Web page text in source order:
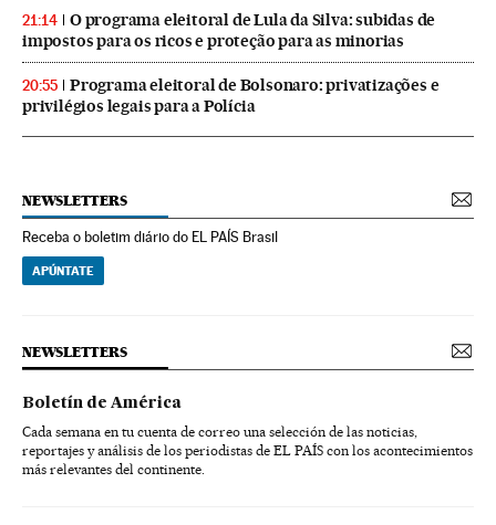
21:14
O programa eleitoral de Lula da Silva: subidas de
impostos para os ricos e proteção para as minorias
20:55
Programa eleitoral de Bolsonaro: privatizações e
privilégios legais para a Polícia
NEWSLETTERS
Receba o boletim diário do EL PAÍS Brasil
APÚNTATE
NEWSLETTERS
Boletín de América
Cada semana en tu cuenta de correo una selección de las noticias,
reportajes y análisis de los periodistas de EL PAÍS con los acontecimientos
más relevantes del continente.